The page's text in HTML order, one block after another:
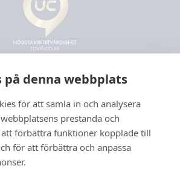
på denna webbplats
för att samla in och analysera
prestanda och
förbättra funktioner kopplade till
för att förbättra och anpassa